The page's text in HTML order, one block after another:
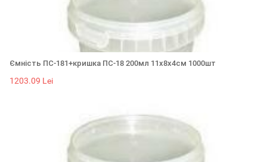
Ємність ПС-181+кришка ПС-18 200мл 11х8х4см 1000шт
1203.09 Lei